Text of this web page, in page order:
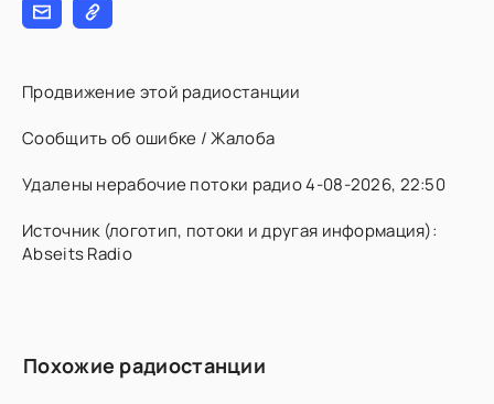
Продвижение этой радиостанции
Сообщить об ошибке / Жалоба
Удалены нерабочие потоки радио 4-08-2026, 22:50
Источник (логотип, потоки и другая информация):
Abseits Radio
Похожие радиостанции